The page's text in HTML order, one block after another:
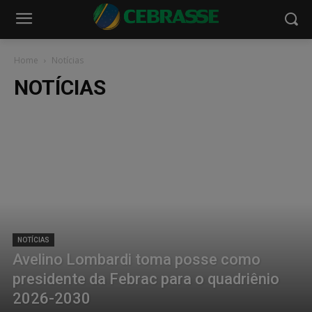
Home Notícias
NOTÍCIAS
NOTÍCIAS
Avelino Lombardi toma posse como
presidente da Febrac para o quadriênio
2026-2030